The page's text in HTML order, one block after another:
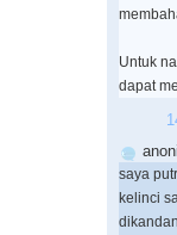
Untuk
dapat
saya
kelinci